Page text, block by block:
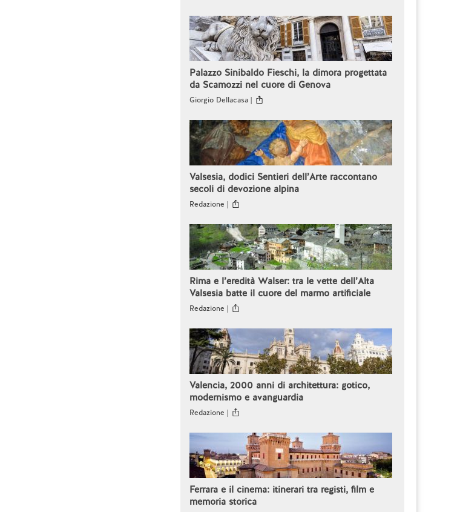
Palazzo Sinibaldo Fieschi, la dimora progettata
da Scamozzi nel cuore di Genova
Giorgio Dellacasa |
Valsesia, dodici Sentieri dell’Arte raccontano
secoli di devozione alpina
Redazione |
Rima e l’eredità Walser: tra le vette dell’Alta
Valsesia batte il cuore del marmo artificiale
Redazione |
Valencia, 2000 anni di architettura: gotico,
modernismo e avanguardia
Redazione |
Ferrara e il cinema: itinerari tra registi, film e
memoria storica